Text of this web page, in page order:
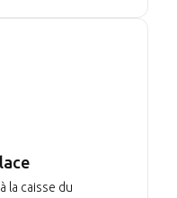
la caisse du